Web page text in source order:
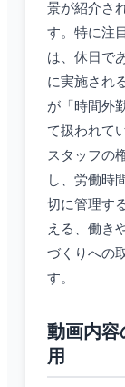
景が紹介さ
す。特に注
は、休日で
に実施され
が「時間外
て扱われて
スタッフの
し、労働時
切に管理す
える、働き
づくりへの
す。
動画内容
用